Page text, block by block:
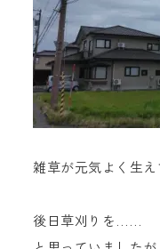
雑草が元気よく生え
後日草刈りを……